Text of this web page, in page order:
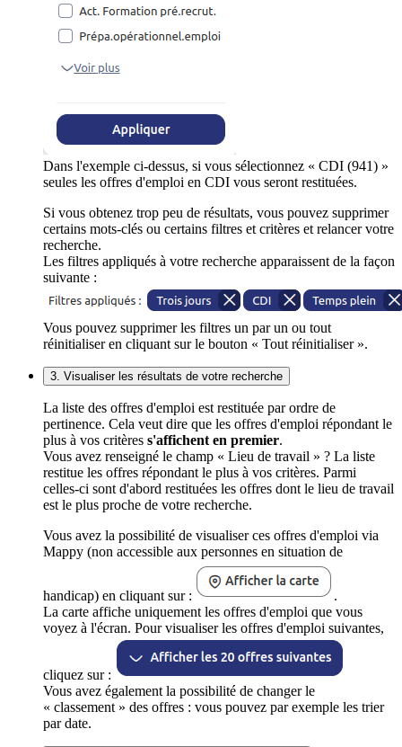
Dans l'exemple ci-dessus, si vous sélectionnez « CDI (941) »
seules les offres d'emploi en CDI vous seront restituées.
Si vous obtenez trop peu de résultats, vous pouvez supprimer
certains mots-clés ou certains filtres et critères et relancer votre
recherche.
Les filtres appliqués à votre recherche apparaissent de la façon
suivante :
Vous pouvez supprimer les filtres un par un ou tout
réinitialiser en cliquant sur le bouton « Tout réinitialiser ».
3. Visualiser les résultats de votre recherche
La liste des offres d'emploi est restituée par ordre de
pertinence. Cela veut dire que les offres d'emploi répondant le
plus à vos critères s'affichent en premier.
Vous avez renseigné le champ « Lieu de travail » ? La liste
restitue les offres répondant le plus à vos critères. Parmi
celles-ci sont d'abord restituées les offres dont le lieu de travail
est le plus proche de votre recherche.
Vous avez la possibilité de visualiser ces offres d'emploi via
Mappy (non accessible aux personnes en situation de
handicap) en cliquant sur :
.
La carte affiche uniquement les offres d'emploi que vous
voyez à l'écran. Pour visualiser les offres d'emploi suivantes,
cliquez sur :
Vous avez également la possibilité de changer le
« classement » des offres : vous pouvez par exemple les trier
par date.